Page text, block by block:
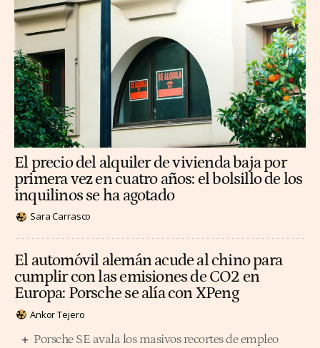
El precio del alquiler de vivienda baja por
primera vez en cuatro años: el bolsillo de los
inquilinos se ha agotado
Sara Carrasco
El automóvil alemán acude al chino para
cumplir con las emisiones de CO2 en
Europa: Porsche se alía con XPeng
Ankor Tejero
Porsche SE avala los masivos recortes de empleo